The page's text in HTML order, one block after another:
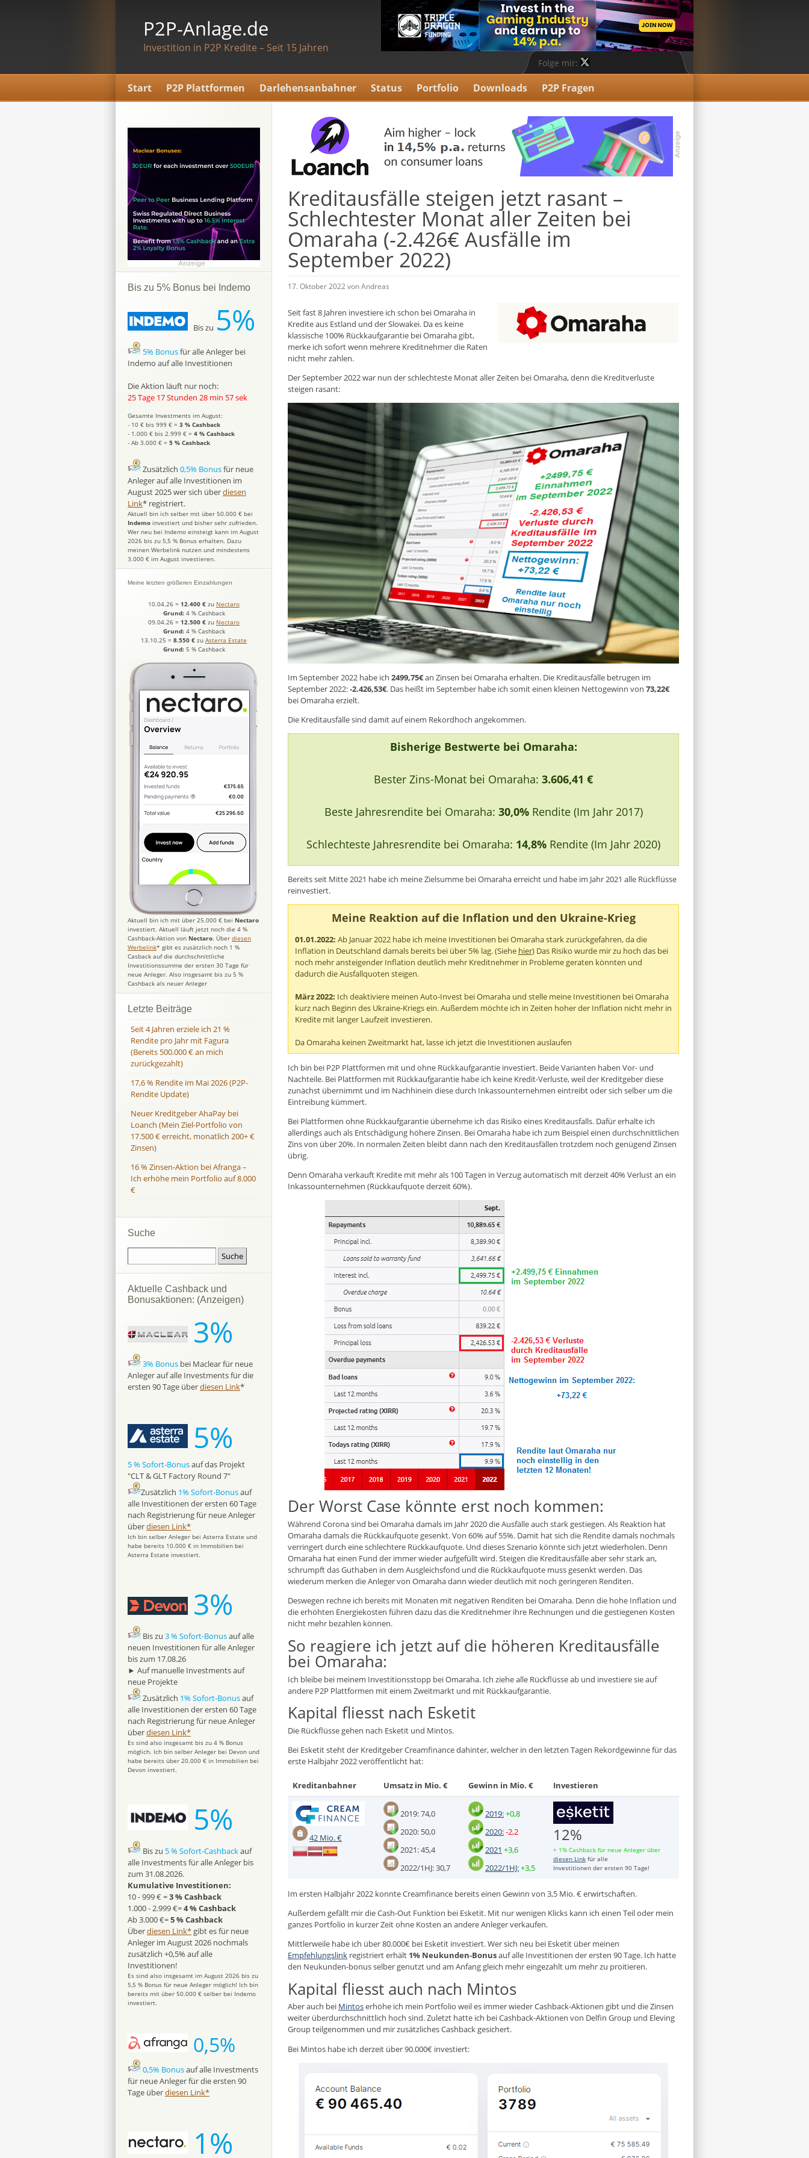
P2P-Anlage.de
Investition in P2P Kredite – Seit 15 Jahren
Folge mir:
Start P2P Plattformen Darlehensanbahner Status Portfolio Downloads P2P Fragen
Kreditausfälle steigen jetzt rasant –
Schlechtester Monat aller Zeiten bei
Omaraha (-2.426€ Ausfälle im
September 2022)
17. Oktober 2022 von Andreas
Seit fast 8 Jahren investiere ich schon bei Omaraha in
Kredite aus Estland und der Slowakei. Da es keine
klassische 100% Rückkaufgarantie bei Omaraha gibt,
merke ich sofort wenn mehrere Kreditnehmer die Raten
nicht mehr zahlen.
Der September 2022 war nun der schlechteste Monat aller Zeiten bei Omaraha, denn die Kreditverluste
steigen rasant:
Im September 2022 habe ich 2499,75€an Zinsen bei Omaraha erhalten. Die Kreditausfälle betrugen im
September 2022:-2.426,53€. Das heißt im September habe ich somit einen kleinen Nettogewinn von 73,22€
bei Omaraha erzielt.
Die Kreditausfälle sind damit auf einem Rekordhoch angekommen.
Bisherige Bestwerte bei Omaraha:
Bester Zins-Monat bei Omaraha: 3.606,41 €
Beste Jahresrendite bei Omaraha: 30,0%Rendite (Im Jahr 2017)
Schlechteste Jahresrendite bei Omaraha: 14,8% Rendite (Im Jahr 2020)
Bereits seit Mitte 2021 habe ich meine Zielsumme bei Omaraha erreicht und habe im Jahr 2021 alle Rückflüsse
reinvestiert.
Meine Reaktion auf die Inflation und den Ukraine-Krieg
01.01.2022: Ab Januar 2022 habe ich meine Investitionen bei Omaraha stark zurückgefahren, da die
Inflation in Deutschland damals bereits bei über 5% lag. (Siehe hier) Das Risiko wurde mir zu hoch das bei
noch mehr ansteigender Inflation deutlich mehr Kreditnehmer in Probleme geraten könnten und
dadurch die Ausfallquoten steigen.
März 2022: Ich deaktiviere meinen Auto-Invest bei Omaraha und stelle meine Investitionen bei Omaraha
kurz nach Beginn des Ukraine-Kriegs ein. Außerdem möchte ich in Zeiten hoher der Inflation nicht mehr in
Kredite mit langer Laufzeit investieren.
Da Omaraha keinen Zweitmarkt hat, lasse ich jetzt die Investitionen auslaufen
Ich bin bei P2P Plattformen mit und ohne Rückkaufgarantie investiert. Beide Varianten haben Vor- und
Nachteile. Bei Plattformen mit Rückkaufgarantie habe ich keine Kredit-Verluste, weil der Kreditgeber diese
zunächst übernimmt und im Nachhinein diese durch Inkassounternehmen eintreibt oder sich selber um die
Eintreibung kümmert.
Bei Plattformen ohne Rückkaufgarantie übernehme ich das Risiko eines Kreditausfalls. Dafür erhalte ich
allerdings auch als Entschädigung höhere Zinsen. Bei Omaraha habe ich zum Beispiel einen durchschnittlichen
Zins von über 20%. In normalen Zeiten bleibt dann nach den Kreditausfällen trotzdem noch genügend Zinsen
übrig.
Denn Omaraha verkauft Kredite mit mehr als 100 Tagen in Verzug automatisch mit derzeit 40% Verlust an ein
Inkassounternehmen (Rückkaufquote derzeit 60%).
Der Worst Case könnte erst noch kommen:
Während Corona sind bei Omaraha damals im Jahr 2020 die Ausfälle auch stark gestiegen. Als Reaktion hat
Omaraha damals die Rückkaufquote gesenkt. Von 60% auf 55%. Damit hat sich die Rendite damals nochmals
verringert durch eine schlechtere Rückkaufquote. Und dieses Szenario könnte sich jetzt wiederholen. Denn
Omaraha hat einen Fund der immer wieder aufgefüllt wird. Steigen die Kreditausfälle aber sehr stark an,
schrumpft das Guthaben in dem Ausgleichsfond und die Rückkaufquote muss gesenkt werden. Das
wiederum merken die Anleger von Omaraha dann wieder deutlich mit noch geringeren Renditen.
Deswegen rechne ich bereits mit Monaten mit negativen Renditen bei Omaraha. Denn die hohe Inflation und
die erhöhten Energiekosten führen dazu das die Kreditnehmer ihre Rechnungen und die gestiegenen Kosten
nicht mehr bezahlen können.
So reagiere ich jetzt auf die höheren Kreditausfälle
bei Omaraha:
Ich bleibe bei meinem Investitionsstopp bei Omaraha. Ich ziehe alle Rückflüsse ab und investiere sie auf
andere P2P Plattformen mit einem Zweitmarkt und mit Rückkaufgarantie.
Kapital fliesst nach Esketit
Die Rückflüsse gehen nach Esketit und Mintos.
Bei Esketit steht der Kreditgeber Creamfinance dahinter, welcher in den letzten Tagen Rekordgewinne für das
erste Halbjahr 2022 veröffentlicht hat:
Kreditanbahner Umsatz in Mio. € Gewinn in Mio. € Investieren
42 Mio. €
2019: 74,0
2020: 50,0
2021: 45,4
2022/1HJ: 30,7
2019:+0,8
2020:-2,2
2021 +3,6
2022/1HJ:+3,5
12%
+ 1% Cashback für neue Anleger über
diesen Link für alle
Investitionen der ersten 90 Tage!
Im ersten Halbjahr 2022 konnte Creamfinance bereits einen Gewinn von 3,5 Mio. € erwirtschaften.
Außerdem gefällt mir die Cash-Out Funktion bei Esketit. Mit nur wenigen Klicks kann ich einen Teil oder mein
ganzes Portfolio in kurzer Zeit ohne Kosten an andere Anleger verkaufen.
Mittlerweile habe ich über 80.000€ bei Esketit investiert. Wer sich neu bei Esketit über meinen
Empfehlungslink registriert erhält 1% Neukunden-Bonusauf alle Investitionen der ersten 90 Tage. Ich hatte
den Neukunden-bonus selber genutzt und am Anfang gleich mehr eingezahlt um mehr zu proitieren.
Kapital fliesst auch nach Mintos
Aber auch bei Mintoserhöhe ich mein Portfolio weil es immer wieder Cashback-Aktionen gibt und die Zinsen
weiter überdurchschnittlich hoch sind. Zuletzt hatte ich bei Cashback-Aktionen von Delfin Group und Eleving
Group teilgenommen und mir zusätzliches Cashback gesichert.
Bei Mintos habe ich derzeit über 90.000€ investiert:
Bis zu 5% Bonus bei Indemo
Bis zu 5%
5% Bonusfür alle Anleger bei
Indemo auf alle Investitionen
Die Aktion läuft nur noch:
25 Tage 17 Stunden 28 min 56 sek
Gesamte Investments im August:
- 10 € bis 999 € = 3 % Cashback
- 1.000 € bis 2.999 € = 4 % Cashback
- Ab 3.000 € = 5 % Cashback
Zusätzlich 0,5% Bonusfür neue
Anleger auf alle Investitionen im
August 2025 wer sich überdiesen
Link* registriert.
Aktuell bin ich selber mit über 50.000 € bei
Indemo investiert und bisher sehr zufrieden.
Wer neu bei Indemo einsteigt kann im August
2026 bis zu 5,5 % Bonus erhalten. Dazu
meinen Werbelink nutzen und mindestens
3.000 € im August investieren.
Meine letzten größeren Einzahlungen
10.04.26 = 12.400 € zu Nectaro
Grund: 4 % Cashback
09.04.26 = 12.500 € zu Nectaro
Grund: 4 % Cashback
13.10.25 = 8.550 € zu Asterra Estate
Grund: 5 % Cashback
Aktuell bin ich mit über 25.000 € bei Nectaro
investiert. Aktuell läuft jetzt noch die 4 %
Cashback-Aktion von Nectaro. Über diesen
Werbelink* gibt es zusätzlich noch 1 %
Casback auf die durchschnittliche
Investitionssumme der ersten 30 Tage für
neue Anleger. Also insgesamt bis zu 5 %
Cashback als neuer Anleger
Letzte Beiträge
Seit 4 Jahren erziele ich 21 %
Rendite pro Jahr mit Fagura
(Bereits 500.000 € an mich
zurückgezahlt)
17,6 % Rendite im Mai 2026 (P2P-
Rendite Update)
Neuer Kreditgeber AhaPay bei
Loanch (Mein Ziel-Portfolio von
17.500 € erreicht, monatlich 200+ €
Zinsen)
16 % Zinsen-Aktion bei Afranga –
Ich erhöhe mein Portfolio auf 8.000
€
Suche
Aktuelle Cashback und
Bonusaktionen: (Anzeigen)
3%
3% Bonus bei Maclear für neue
Anleger auf alle Investments für die
ersten 90 Tage überdiesen Link*
5%
5 % Sofort-Bonusauf das Projekt
"CLT & GLT Factory Round 7"
Zusätzlich 1% Sofort-Bonusauf
alle Investitionen der ersten 60 Tage
nach Registrierung für neue Anleger
überdiesen Link*
Ich bin selber Anleger bei Asterra Estate und
habe bereits 10.000 € in Immobilien bei
Asterra Estate investiert.
3%
Bis zu 3 % Sofort-Bonusauf alle
neuen Investitionen für alle Anleger
bis zum 17.08.26
► Auf manuelle Investments auf
neue Projekte
Zusätzlich 1% Sofort-Bonusauf
alle Investitionen der ersten 60 Tage
nach Registrierung für neue Anleger
überdiesen Link*
Es sind also insgesamt bis zu 4 % Bonus
möglich. Ich bin selber Anleger bei Devon und
habe bereits über 20.000 € in Immobilien bei
Devon investiert.
5%
Bis zu 5 % Sofort-Cashbackauf
alle Investments für alle Anleger bis
zum 31.08.2026.
Kumulative Investitionen:
10 - 999 € =3 % Cashback
1.000 - 2.999 €=4 % Cashback
Ab 3.000 €=5 % Cashback
Überdiesen Link* gibt es für neue
Anleger im August 2026 nochmals
zusätzlich +0,5% auf alle
Investitionen!
Es sind also insgesamt im August 2026 bis zu
5,5 % Bonus für neue Anleger möglich! Ich bin
bereits mit über 50.000 € selber bei Indemo
investiert.
0,5%
0,5% Bonusauf alle Investments
für neue Anleger für die ersten 90
Tage überdiesen Link*
1%